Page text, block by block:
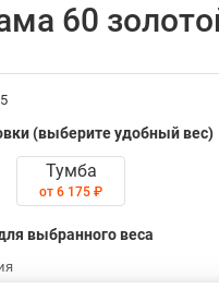
60
5
(выберите удобный вес)
Тумба
от 6 175 ₽
выбранного веса